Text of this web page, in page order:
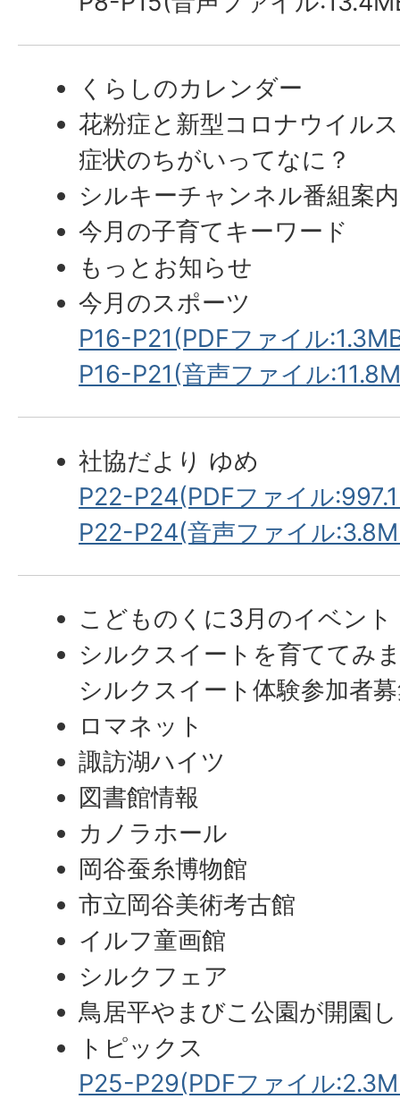
くらしのカレンダー
花粉症と新型コロナウイル
症状のちがいってなに？
シルキーチャンネル番組案内
今月の子育てキーワード
もっとお知らせ
今月のスポーツ
P16-P21(PDFファイル
P16-P21(音声ファイル
社協だより ゆめ
P22-P24(PDFファイル
P22-P24(音声ファイル
こどものくに3月のイベント
シルクスイートを育ててみ
シルクスイート体験参加者
ロマネット
諏訪湖ハイツ
図書館情報
カノラホール
岡谷蚕糸博物館
市立岡谷美術考古館
イルフ童画館
シルクフェア
鳥居平やまびこ公園が開園
トピックス
P25-P29(PDFファイル